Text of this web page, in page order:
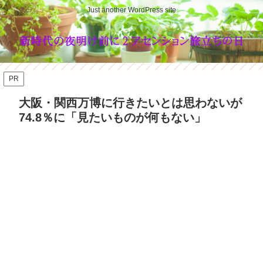
Just another WordPress site
PR
大阪・関西万博に行きたいとは思わないが
74.8％に「見たいものが何もない」